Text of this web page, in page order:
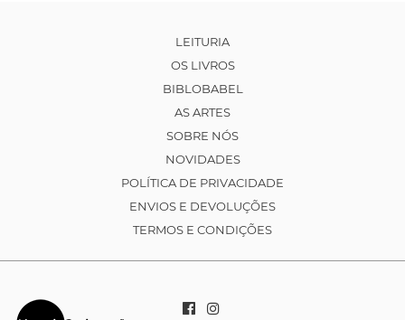
LEITURIA
OS LIVROS
BIBLOBABEL
AS ARTES
SOBRE NÓS
NOVIDADES
POLÍTICA DE PRIVACIDADE
ENVIOS E DEVOLUÇÕES
TERMOS E CONDIÇÕES